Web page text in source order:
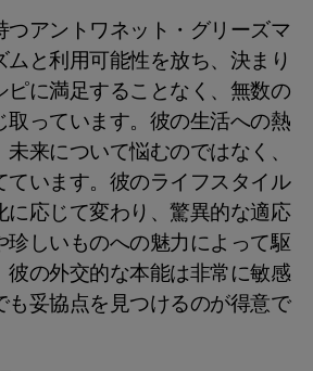
アントワネット・グリーズマ
と利用可能性を放ち、決まり
ピに満足することなく、無数の
っています。彼の生活への熱
来について悩むのではなく、
います。彼のライフスタイル
に応じて変わり、驚異的な適応
珍しいものへの魅力によって駆
の外交的な本能は非常に敏感
も妥協点を見つけるのが得意で